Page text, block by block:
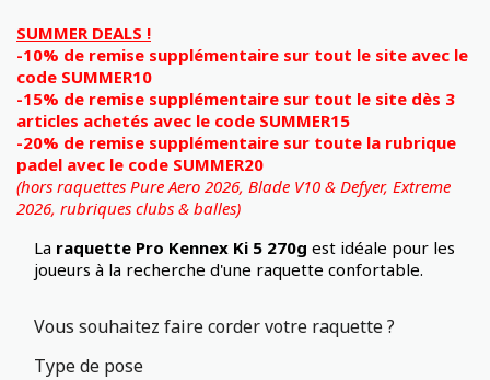
SUMMER DEALS !
-10% de remise supplémentaire sur tout le site avec le
code SUMMER10
-15% de remise supplémentaire sur tout le site dès 3
articles achetés avec le code SUMMER15
-20% de remise supplémentaire sur toute la rubrique
padel avec le code SUMMER20
(hors raquettes Pure Aero 2026, Blade V10 & Defyer, Extreme
2026, rubriques clubs & balles)
La raquette Pro Kennex Ki 5 270g est idéale pour les
joueurs à la recherche d'une raquette confortable.
Vous souhaitez faire corder votre raquette ?
Type de pose